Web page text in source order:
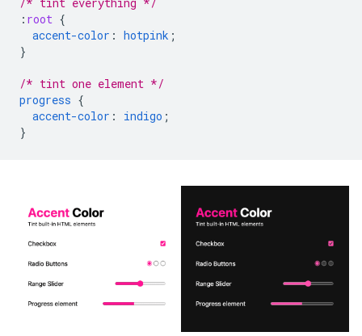
: root {
accent-color : hotpink ;
}
/* tint one element */
progress {
accent-color : indigo ;
}